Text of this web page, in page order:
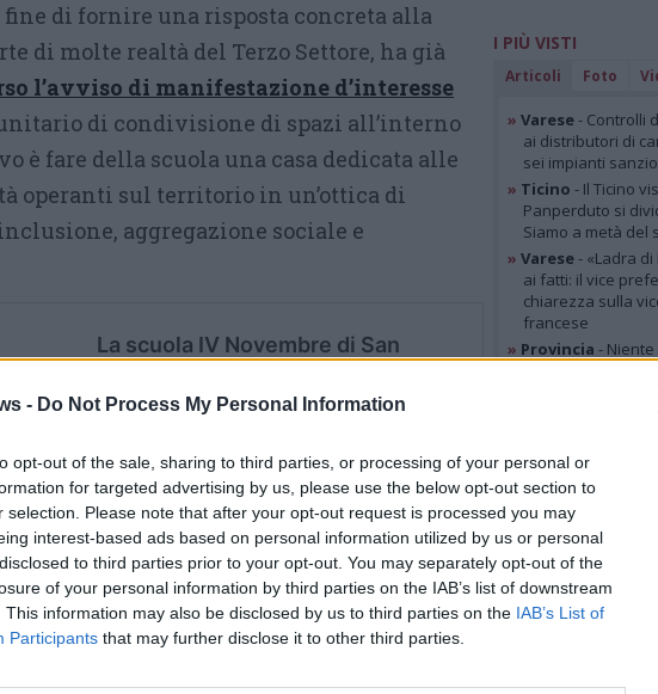
- Do Not Process My Personal Information
opt-out of the sale, sharing to third parties, or processing of your personal or
for targeted advertising by us, please use the below opt-out section to
selection. Please note that after your opt-out request is processed you may
interest-based ads based on personal information utilized by us or personal
to third parties prior to your opt-out. You may separately opt-out of the
of your personal information by third parties on the IAB’s list of downstream
This information may also be disclosed by us to third parties on the IAB’s List of
Participants that may further disclose it to other third parties.
fine di fornire una risposta concreta alla
di molte realtà del Terzo Settore, ha già
l’avviso di manifestazione d’interesse
di condivisione di spazi all’interno
è fare della scuola una casa dedicata alle
operanti sul territorio in un’ottica di
aggregazione sociale e
I PIÙ VISTI
Articoli Foto
» Varese- Controlli
ai distributori di
sei impianti
» Ticino - Il Ticino
Panperduto si
Siamo a metà del
» Varese- «Ladra
ai fatti: il vice
chiarezza sulla
francese
» Provincia -
ecco i sette
limitare i consumi
-
e pianura: allerta
l’alta pressione
GALLERIE